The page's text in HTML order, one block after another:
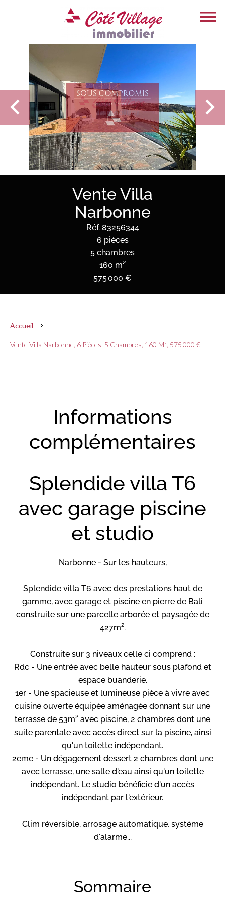
Vente Villa
Narbonne
Réf. 83256344
6 pièces
5 chambres
160 m²
575 000 €
Accueil
Vente Villa Narbonne, 6 Pièces, 5 Chambres, 160 M², 575 000 €
Informations
complémentaires
Splendide villa T6
avec garage piscine
et studio
Narbonne - Sur les hauteurs,
Splendide villa T6 avec des prestations haut de
gamme, avec garage et piscine en pierre de Bali
construite sur une parcelle arborée et paysagée de
427m².
Construite sur 3 niveaux celle ci comprend :
Rdc - Une entrée avec belle hauteur sous plafond et
espace buanderie.
1er - Une spacieuse et lumineuse pièce à vivre avec
cuisine ouverte équipée aménagée donnant sur une
terrasse de 53m² avec piscine, 2 chambres dont une
suite parentale avec accès direct sur la piscine, ainsi
qu'un toilette indépendant.
2eme - Un dégagement dessert 2 chambres dont une
avec terrasse, une salle d'eau ainsi qu'un toilette
indépendant. Le studio bénéficie d'un accès
indépendant par l'extérieur.
Clim réversible, arrosage automatique, système
d'alarme...
Sommaire